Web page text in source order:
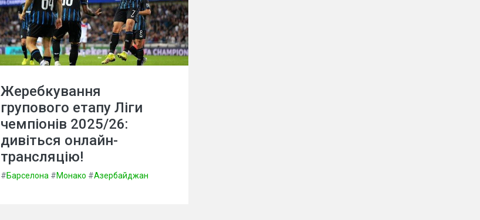
Жеребкування
групового етапу Ліги
чемпіонів 2025/26:
дивіться онлайн-
трансляцію!
#Барселона #Монако #Азербайджан